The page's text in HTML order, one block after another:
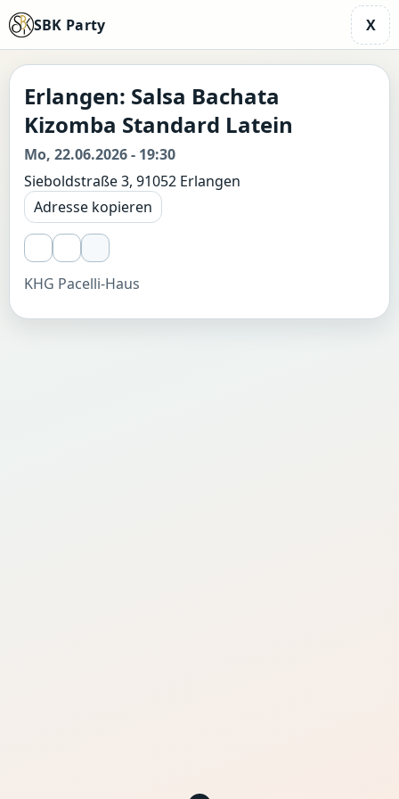
SBK Party X
Erlangen: Salsa Bachata
Kizomba Standard Latein
Mo, 22.06.2026 - 19:30
Sieboldstraße 3, 91052 Erlangen
Adresse kopieren
KHG Pacelli-Haus